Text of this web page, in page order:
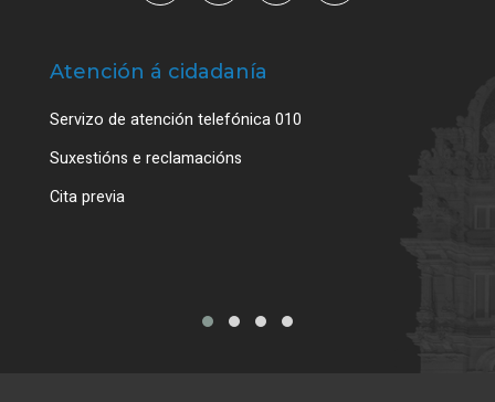
Atención á cidadanía
Servizo de atención telefónica 010
Suxestións e reclamacións
Cita previa